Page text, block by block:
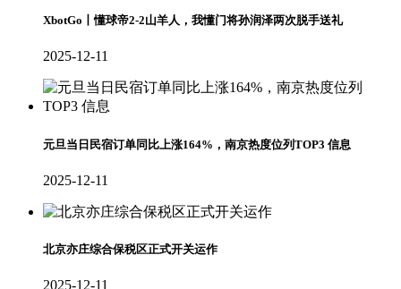
XbotGo丨懂球帝2-2山羊人，我懂门将孙润泽两次脱手送礼
2025-12-11
元旦当日民宿订单同比上涨164%，南京热度位列TOP3 信息
2025-12-11
北京亦庄综合保税区正式开关运作
2025-12-11